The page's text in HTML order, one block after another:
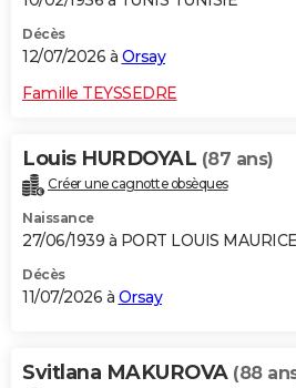
Décès
12/07/2026 à Orsay
Famille TEYSSEDRE
Louis HURDOYAL (87 ans)
Créer une cagnotte obsèques
Naissance
27/06/1939 à PORT LOUIS MAURICE
Décès
11/07/2026 à Orsay
Svitlana MAKUROVA (88